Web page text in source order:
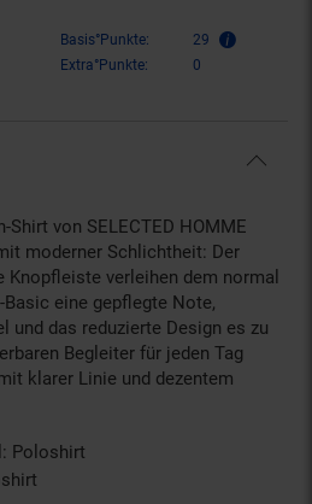
Basis°Punkte:
29
Extra°Punkte:
0
von SELECTED HOMME
moderner Schlichtheit: Der
Knopfleiste verleihen dem normal
eine gepflegte Note,
und das reduzierte Design es zu
Begleiter für jeden Tag
klarer Linie und dezentem
Poloshirt